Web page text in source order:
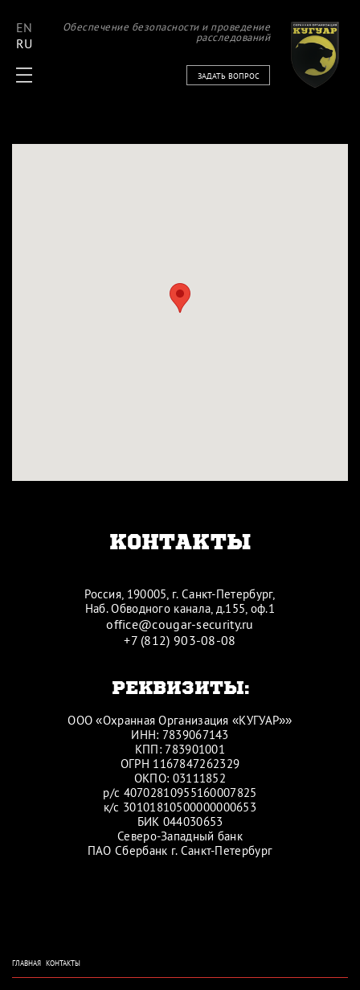
EN
RU
Обеспечение безопасности и проведение
расследований
ЗАДАТЬ ВОПРОС
КОНТАКТЫ
Россия, 190005, г. Санкт-Петербург,
Наб. Обводного канала, д.155, оф.1
office@cougar-security.ru
+7 (812) 903-08-08
РЕКВИЗИТЫ:
ООО «Охранная Организация «КУГУАР»»
ИНН: 7839067143
КПП: 783901001
ОГРН 1167847262329
ОКПО: 03111852
р/с 40702810955160007825
к/с 30101810500000000653
БИК 044030653
Северо-Западный банк
ПАО Сбербанк г. Санкт-Петербург
ГЛАВНАЯ КОНТАКТЫ